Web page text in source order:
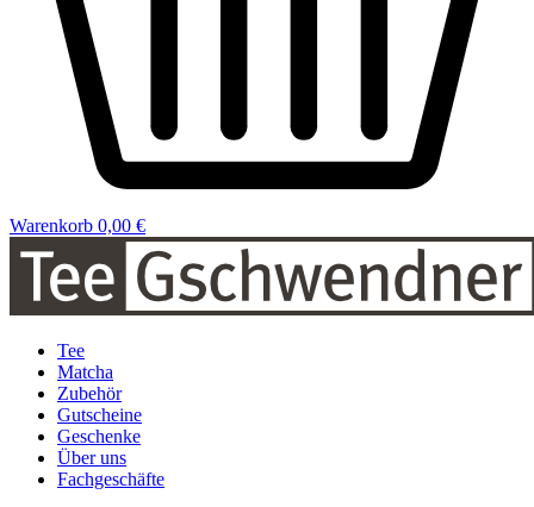
Warenkorb 0,00 €
Tee
Matcha
Zubehör
Gutscheine
Geschenke
Über uns
Fachgeschäfte